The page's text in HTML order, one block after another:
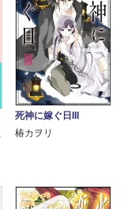
死神に嫁ぐ日III
椿カヲリ